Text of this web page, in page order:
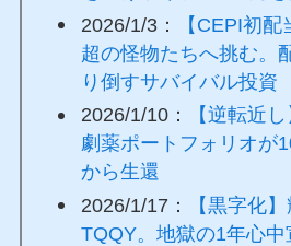
2026/1/3：
【CEPI初
超の怪物たちへ挑む。
り倒すサバイバル投資
2026/1/10：
【逆転近
劇薬ポートフォリオが
から生還
2026/1/17：
【黒字化
TQQY。地獄の1年心中